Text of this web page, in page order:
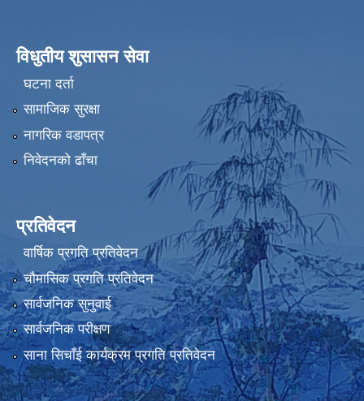
विधुतीय शुसासन सेवा
घटना दर्ता
सामाजिक सुरक्षा
नागरिक वडापत्र
निवेदनको ढाँचा
प्रतिवेदन
वार्षिक प्रगति प्रतिवेदन
चौमासिक प्रगति प्रतिवेदन
सार्वजनिक सुनुवाई
सार्वजनिक परीक्षण
साना सिचाँई कार्यक्रम प्रगति प्रतिवेदन